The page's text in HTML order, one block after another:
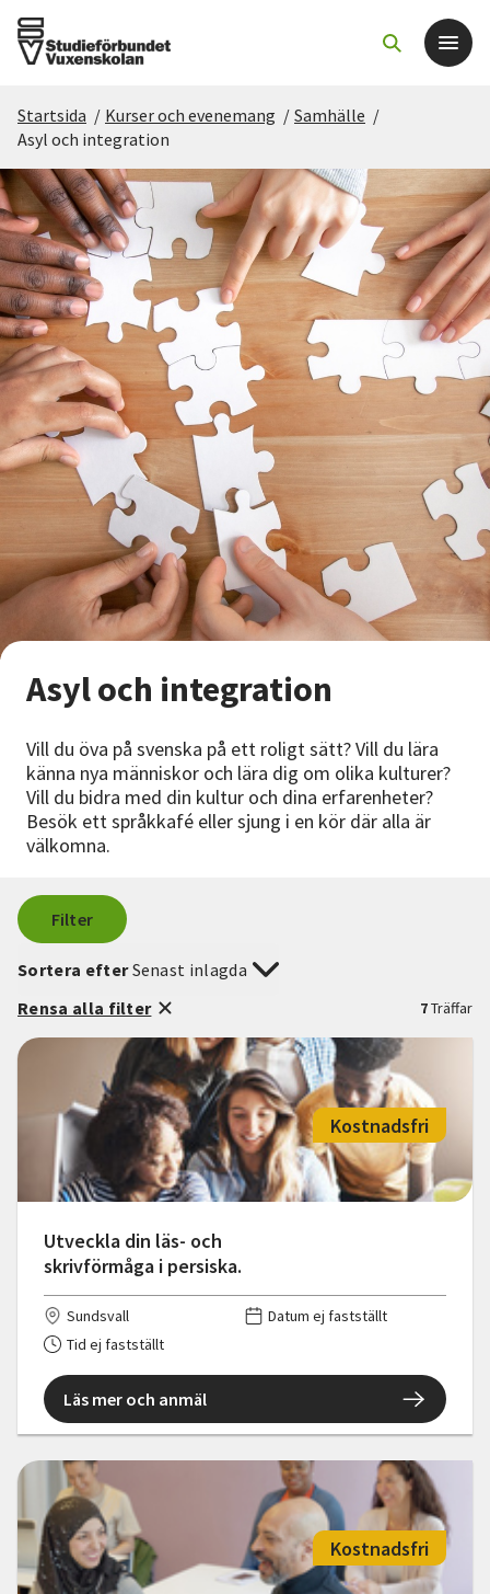
Det här gör vi
För dig som
Sök kurser och evenemang
Om SV
Starta studiecirkel
Cirkelledare
Nyheter
Avdelningar
Startsida / Kurser och evenemang / Samhälle /
Asyl och integration
Asyl och integration
Vill du öva på svenska på ett roligt sätt? Vill du lära
känna nya människor och lära dig om olika kulturer?
Vill du bidra med din kultur och dina erfarenheter?
Besök ett språkkafé eller sjung i en kör där alla är
välkomna.
Filter
7Träffar
Sortera efterSenast inlagda
Rensa alla filter
Utveckla din läs- och
skrivförmåga i persiska.
Kostnadsfri
Sundsvall
Datum ej fastställt
Tid ej fastställt
Läs mer och anmäl
Kostnadsfri